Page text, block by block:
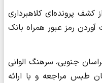
پرونده‌ای کلاهبرداری
آوردن رمز عبور همراه بانک
جنوبی، سرهنگ الوانی
طبس مراجعه و با ارائه